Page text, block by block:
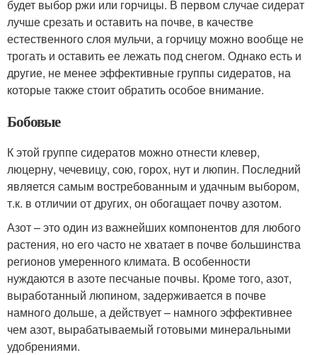
будет выбор ржи или горчицы. В первом случае сидерат
лучше срезать и оставить на почве, в качестве
естественного слоя мульчи, а горчицу можно вообще не
трогать и оставить ее лежать под снегом. Однако есть и
другие, не менее эффективные группы сидератов, на
которые также стоит обратить особое внимание.
Бобовые
К этой группе сидератов можно отнести клевер,
люцерну, чечевицу, сою, горох, нут и люпин. Последний
является самым востребованным и удачным выбором,
т.к. в отличии от других, он обогащает почву азотом.
Азот – это один из важнейших компонентов для любого
растения, но его часто не хватает в почве большинства
регионов умеренного климата. В особенности
нуждаются в азоте песчаные почвы. Кроме того, азот,
выработанный люпином, задерживается в почве
намного дольше, а действует – намного эффективнее
чем азот, вырабатываемый готовыми минеральными
удобрениями.